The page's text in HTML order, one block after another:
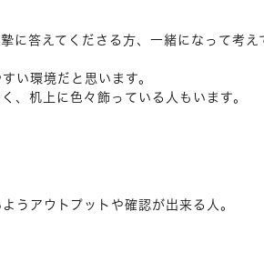
に答えてくださる方、一緒になって考え
い環境だと思います。
、机上に色々飾っている人もいます。
うアウトプットや確認が出来る人。